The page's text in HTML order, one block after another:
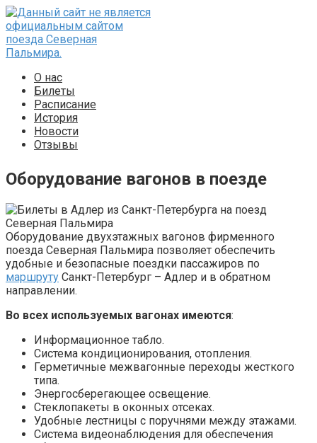
Перейти
к
контенту
О нас
Билеты
Расписание
История
Новости
Отзывы
Оборудование вагонов в поезде
Оборудование двухэтажных вагонов фирменного
поезда Северная Пальмира позволяет обеспечить
удобные и безопасные поездки пассажиров по
маршруту Санкт-Петербург – Адлер и в обратном
направлении.
Во всех используемых вагонах имеются:
Информационное табло.
Система кондиционирования, отопления.
Герметичные межвагонные переходы жесткого
типа.
Энергосберегающее освещение.
Стеклопакеты в оконных отсеках.
Удобные лестницы с поручнями между этажами.
Система видеонаблюдения для обеспечения